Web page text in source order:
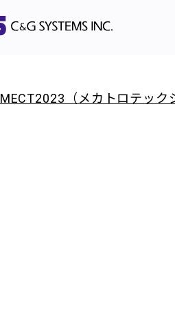
MECT2023（メカトロテック